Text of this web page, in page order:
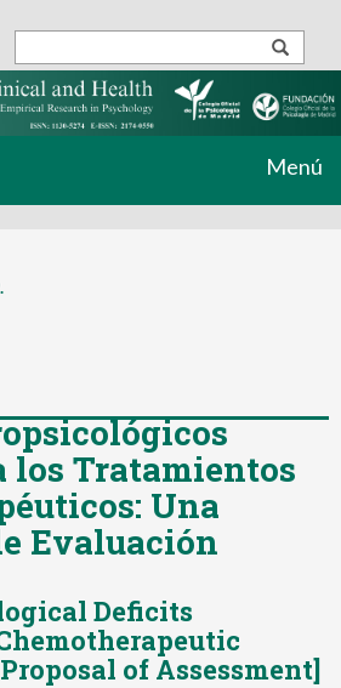
Menú
los Tratamientos
Una
Evaluación
Deficits
of Assessment]